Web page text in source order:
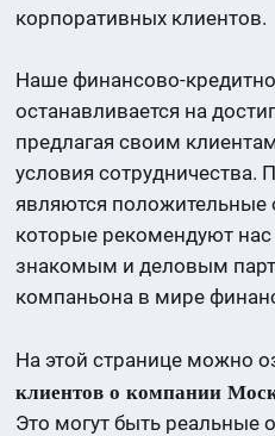
корпоративных клиентов.
Наше финансово-
останавливается на
предлагая своим
условия сотрудничества.
являются
которые рекомендуют
знакомым и деловым
компаньона в мире
На этой странице можно
клиентов о компании
Это могут быть реальные